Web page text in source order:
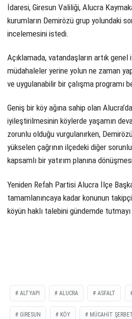
İdaresi, Giresun Valiliği, Alucra
kurumların Demirözü grup yolundaki
incelemesini istedi.
Açıklamada, vatandaşların artık
müdahaleler yerine yolun ne zaman
ve uygulanabilir bir çalışma programı
Geniş bir köy ağına sahip olan
iyileştirilmesinin köylerde yaşamın
zorunlu olduğu vurgulanırken,
yükselen çağrının ilçedeki diğer
kapsamlı bir yatırım planına
Yeniden Refah Partisi Alucra İlçe
tamamlanıncaya kadar konunun
köyün haklı talebini gündemde
ALTYAPI ALUCRA ASFALT
GIRESUN KÖY MÜCAHIT